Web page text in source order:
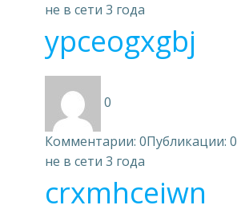
не в сети 3 года
ypceogxgbj
0
Комментарии: 0Публикации: 0
не в сети 3 года
crxmhceiwn